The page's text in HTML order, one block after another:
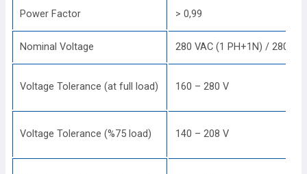
Power Factor > 0,99
Nominal Voltage 280 VAC (1 PH+1N) / 280
Voltage Tolerance (at full load) 160 – 280 V
Voltage Tolerance (%75 load) 140 – 208 V